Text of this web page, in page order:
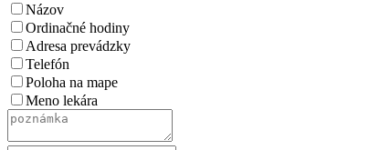
Názov
Ordinačné hodiny
Adresa prevádzky
Telefón
Poloha na mape
Meno lekára